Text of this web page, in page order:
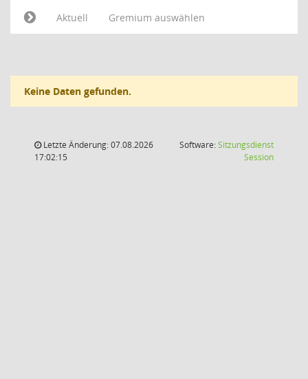
Aktuell
Gremium auswählen
Keine Daten gefunden.
Letzte Änderung: 07.08.2026
17:02:15
Software:Sitzungsdienst
Session(Wird in